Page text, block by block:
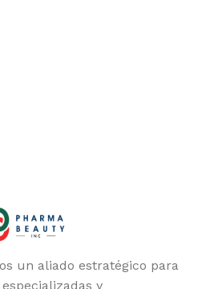
un aliado estratégico para
y